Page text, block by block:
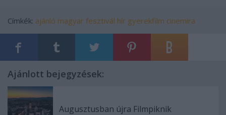
Címkék: ajánló magyar fesztivál hír gyerekfilm cinemira
Ajánlott bejegyzések:
Augusztusban újra Filmpiknik